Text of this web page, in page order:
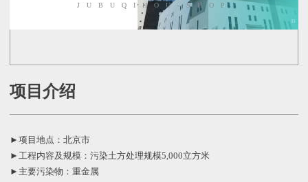
JUBUQIHOU-SHOP
项目介绍
►项目地点：北京市
►工程内容及规模：污染土方处理规模5,000立方米
►主要污染物：重金属